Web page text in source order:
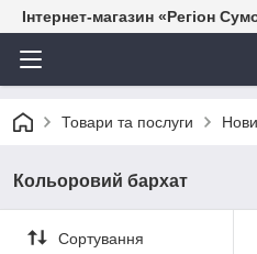
Інтернет-магазин «Регіон
Товари та послуги
Кольоровий бархат
Сортування